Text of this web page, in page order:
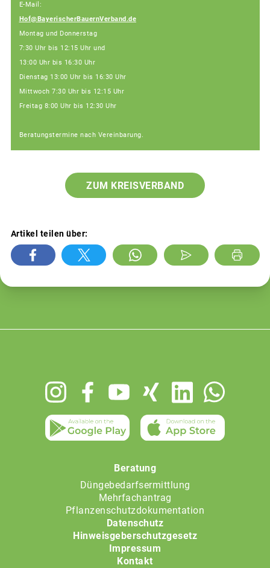
E-Mail:
Hof@BayerischerBauernVerband.de
Montag und Donnerstag
7:30 Uhr bis 12:15 Uhr und
13:00 Uhr bis 16:30 Uhr
Dienstag 13:00 Uhr bis 16:30 Uhr
Mittwoch 7:30 Uhr bis 12:15 Uhr
Freitag 8:00 Uhr bis 12:30 Uhr
Beratungstermine nach Vereinbarung.
ZUM KREISVERBAND
Artikel teilen über:
Beratung
Düngebedarfsermittlung
Mehrfachantrag
Pflanzenschutzdokumentation
Datenschutz
Hinweisgeberschutzgesetz
Impressum
Kontakt